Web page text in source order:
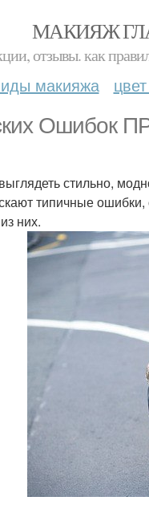
МАКИЯЖ
отзывы. как
макияжа
Ошибок
стильно,
типичные
них.